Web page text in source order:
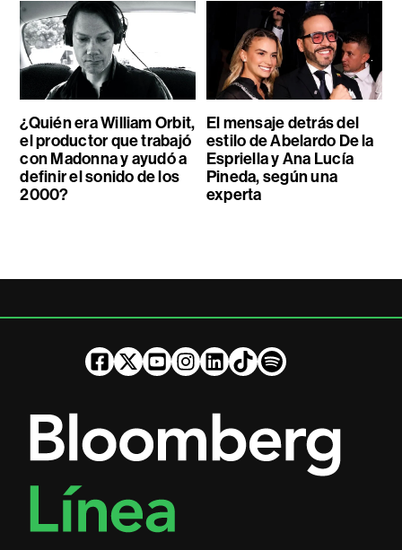
¿Quién era William Orbit,
el productor que trabajó
con Madonna y ayudó a
definir el sonido de los
2000?
El mensaje detrás del
estilo de Abelardo De la
Espriella y Ana Lucía
Pineda, según una
experta